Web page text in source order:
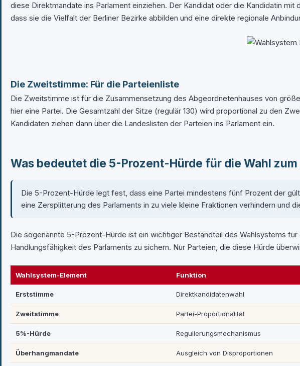
diese Direktmandate ins Parlament einziehen. Der Kandidat oder die Kandidatin
dass sie die Vielfalt der Berliner Bezirke abbilden und eine direkte regionale
Die Zweitstimme: Für die Parteienliste
Die Zweitstimme ist für die Zusammensetzung des Abgeordnetenhauses von
hier eine Partei. Die Gesamtzahl der Sitze (regulär 130) wird proportional zu den
Kandidaten ziehen dann über die Landeslisten der Parteien ins Parlament ein.
Was bedeutet die 5-Prozent-Hürde für die Wahl
Die 5-Prozent-Hürde legt fest, dass eine Partei mindestens fünf Prozent der
eine Zersplitterung des Parlaments in zu viele kleine Fraktionen verhindern und
Die sogenannte 5-Prozent-Hürde ist ein wichtiger Bestandteil des Wahlsystems
Handlungsfähigkeit des Parlaments zu sichern. Nur Parteien, die diese Hürde
Wahlsystem-Element Funktion
Erststimme Direktkandidatenwahl
Zweitstimme Partei-Proportionalität
5%-Hürde Regulierungsmechanismus
Überhangmandate Ausgleich von Disproportionen